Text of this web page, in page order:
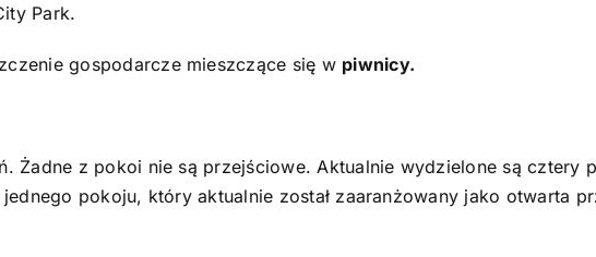
Park.
gospodarcze mieszczące się w piwnicy.
Żadne z pokoi nie są przejściowe. Aktualnie wydzielone są cztery
pokoju, który aktualnie został zaaranżowany jako otwarta